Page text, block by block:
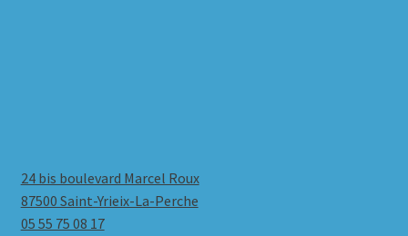
24 bis boulevard Marcel Roux
87500 Saint-Yrieix-La-Perche
05 55 75 08 17